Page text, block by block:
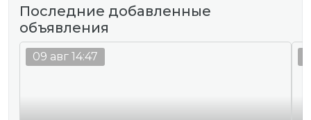
Последние добавленные
объявления
09 авг 14:47